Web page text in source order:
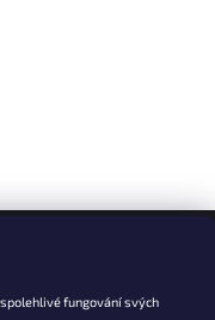
fungování svých